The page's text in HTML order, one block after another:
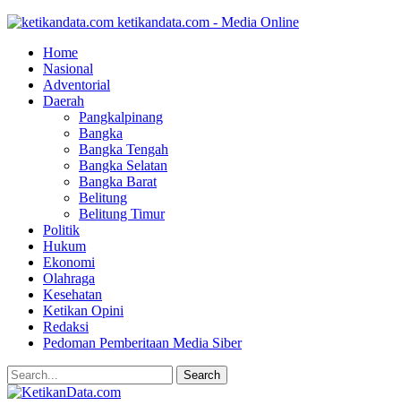
ketikandata.com - Media Online
Home
Nasional
Adventorial
Daerah
Pangkalpinang
Bangka
Bangka Tengah
Bangka Selatan
Bangka Barat
Belitung
Belitung Timur
Politik
Hukum
Ekonomi
Olahraga
Kesehatan
Ketikan Opini
Redaksi
Pedoman Pemberitaan Media Siber